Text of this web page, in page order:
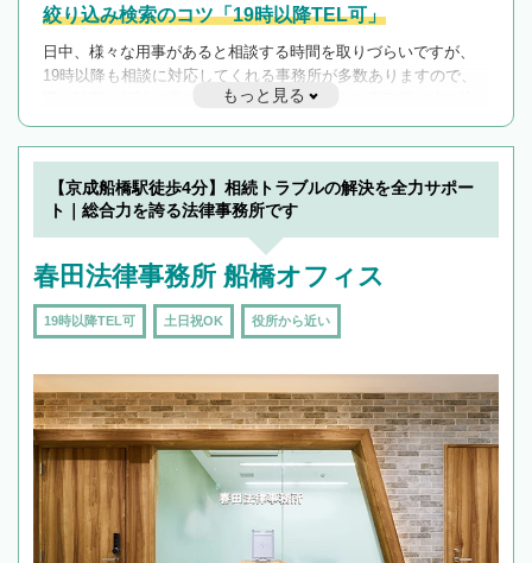
絞り込み検索のコツ「19時以降TEL可」
日中、様々な用事があると相談する時間を取りづらいですが、
19時以降も相談に対応してくれる事務所が多数ありますので、
遅い時間の相談が増えそうな場合はそのような事務所に絞り込
んで検索してみましょう。
19時以降TEL可の条件
を加えて再検索
もっと見る
【京成船橋駅徒歩4分】相続トラブルの解決を全力サポー
ト｜総合力を誇る法律事務所です
春田法律事務所 船橋オフィス
19時以降TEL可 土日祝OK 役所から近い